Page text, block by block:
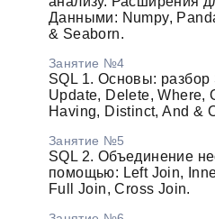
Данными: Numpy,
& Seaborn.
Занятие №4
SQL 1. Основы: разбор
Update, Delete, Where,
Having, Distinct, And &
Занятие №5
SQL 2. Объединение
помощью: Left Join,
Full Join, Cross Join.